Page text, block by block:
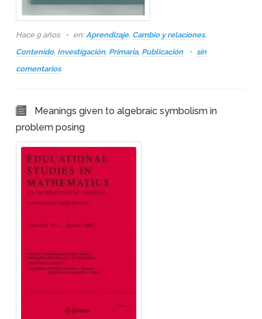
Hace 9 años en:Aprendizaje, Cambio y relaciones,
Contenido, Investigación, Primaria, Publicación
sin
comentarios
Meanings given to algebraic symbolism in
problem posing